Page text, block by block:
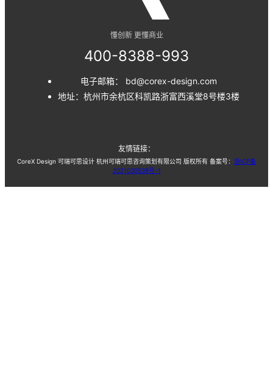
懂创新 更懂商业
400-8388-993
电子邮箱： bd@corex-design.com
地址：杭州市余杭区科凯路浙富西溪堂8号楼3楼
友情链接：
CoreX Design 可瑞可思设计 杭州可瑞可思咨询策划有限公司 版权所有 备案号： 浙ICP备
2021030539号-1